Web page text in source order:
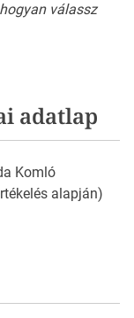
válassz
adatlap
Komló
alapján)